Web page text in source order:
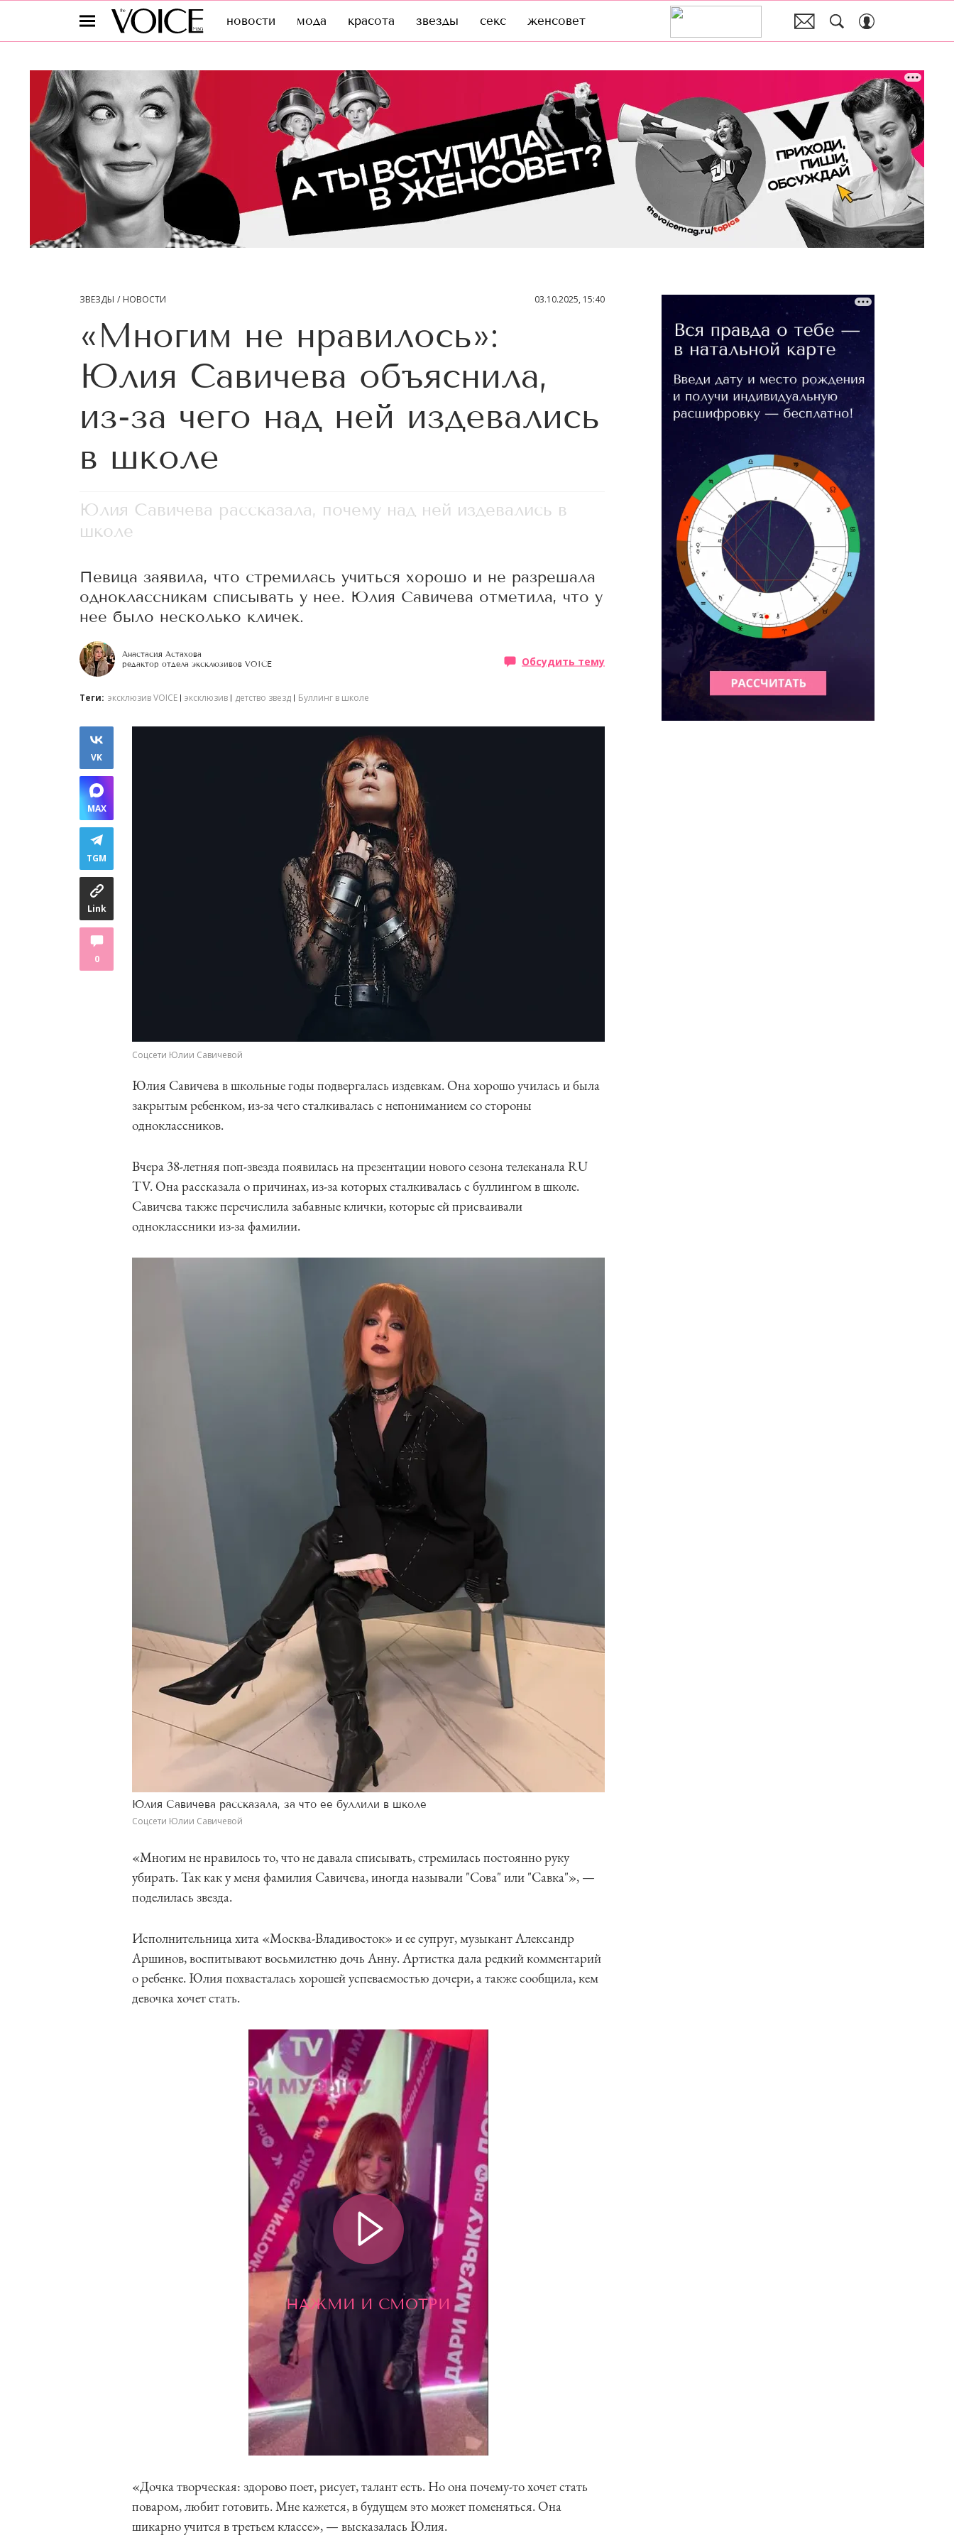
новости мода красота звезды секс женсовет
ЗВЕЗДЫ НОВОСТИ 03.10.2025, 15:40
«Многим не нравилось»:
Юлия Савичева объяснила,
из-за чего над ней издевались
в школе
Юлия Савичева рассказала, почему над ней издевались в
школе
Певица заявила, что стремилась учиться хорошо и не разрешала
одноклассникам списывать у нее. Юлия Савичева отметила, что у
нее было несколько кличек.
Анастасия Астахова
редактор отдела эксклюзивов VOICE
Обсудить тему
Теги: эксклюзив VOICE эксклюзив детство звезд Буллинг в школе
VK
MAX
TGM
Link
0
Соцсети Юлии Савичевой
Юлия Савичева в школьные годы подвергалась издевкам. Она хорошо училась и была
закрытым ребенком, из-за чего сталкивалась с непониманием со стороны
одноклассников.
Вчера 38-летняя поп-звезда появилась на презентации нового сезона телеканала RU
TV. Она рассказала о причинах, из-за которых сталкивалась с буллингом в школе.
Савичева также перечислила забавные клички, которые ей присваивали
одноклассники из-за фамилии.
Юлия Савичева рассказала, за что ее буллили в школе
Соцсети Юлии Савичевой
«Многим не нравилось то, что не давала списывать, стремилась постоянно руку
убирать. Так как у меня фамилия Савичева, иногда называли "Сова" или "Савка"», —
поделилась звезда.
Исполнительница хита «Москва-Владивосток» и ее супруг, музыкант Александр
Аршинов, воспитывают восьмилетню дочь Анну. Артистка дала редкий комментарий
о ребенке. Юлия похвасталась хорошей успеваемостью дочери, а также сообщила, кем
девочка хочет стать.
НАЖМИ И СМОТРИ
«Дочка творческая: здорово поет, рисует, талант есть. Но она почему-то хочет стать
поваром, любит готовить. Мне кажется, в будущем это может поменяться. Она
шикарно учится в третьем классе», — высказалась Юлия.